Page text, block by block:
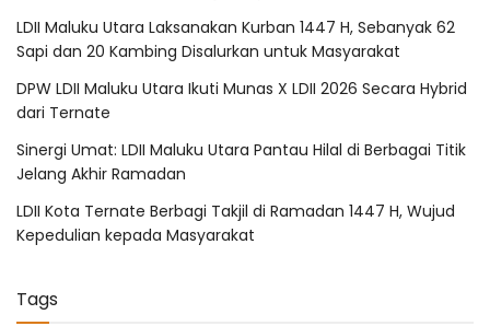
LDII Maluku Utara Laksanakan Kurban 1447 H, Sebanyak 62
Sapi dan 20 Kambing Disalurkan untuk Masyarakat
DPW LDII Maluku Utara Ikuti Munas X LDII 2026 Secara Hybrid
dari Ternate
Sinergi Umat: LDII Maluku Utara Pantau Hilal di Berbagai Titik
Jelang Akhir Ramadan
LDII Kota Ternate Berbagi Takjil di Ramadan 1447 H, Wujud
Kepedulian kepada Masyarakat
Tags